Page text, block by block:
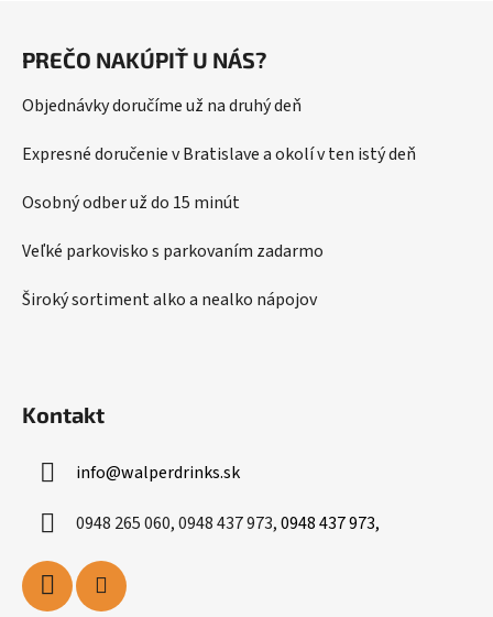
PREČO NAKÚPIŤ U NÁS?
Objednávky doručíme už na druhý deň
Expresné doručenie v Bratislave a okolí v ten istý deň
Osobný odber už do 15 minút
Veľké parkovisko s parkovaním zadarmo
Široký sortiment alko a nealko nápojov
Kontakt
info@walperdrinks.sk
0948 265 060, 0948 437 973,0948 437 973,